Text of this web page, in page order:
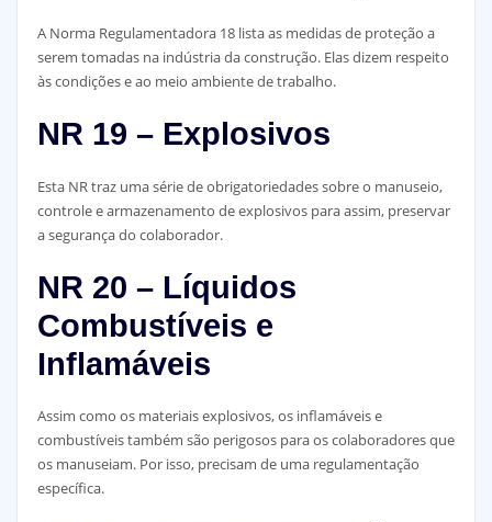
A Norma Regulamentadora 18 lista as medidas de proteção a
serem tomadas na indústria da construção. Elas dizem respeito
às condições e ao meio ambiente de trabalho.
NR 19 – Explosivos
Esta NR traz uma série de obrigatoriedades sobre o manuseio,
controle e armazenamento de explosivos para assim, preservar
a segurança do colaborador.
NR 20 – Líquidos
Combustíveis e
Inflamáveis
Assim como os materiais explosivos, os inflamáveis e
combustíveis também são perigosos para os colaboradores que
os manuseiam. Por isso, precisam de uma regulamentação
específica.